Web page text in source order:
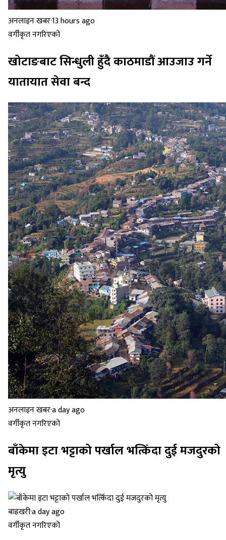
अनलाइन खबर·13 hours ago
वर्गीकृत नगरिएको
खोटाङबाट सिन्धुली हुँदै काठमाडौं आउजाउ गर्ने
यातायात सेवा बन्द
अनलाइन खबर·a day ago
वर्गीकृत नगरिएको
बाँकेमा इटा भट्टाको पर्खाल भत्किँदा दुई मजदुरको
मृत्यु
बाह्रखरी·a day ago
वर्गीकृत नगरिएको